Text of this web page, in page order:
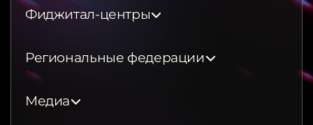
Фиджитал-центры
Региональные федерации
Медиа